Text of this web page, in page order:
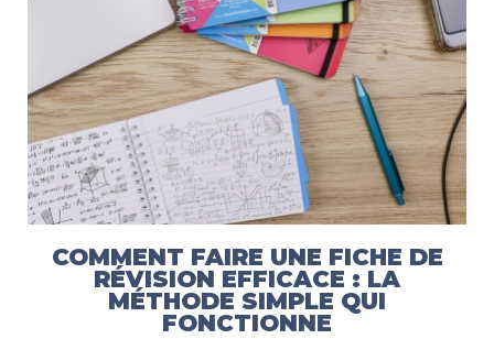
COMMENT FAIRE UNE FICHE DE
RÉVISION EFFICACE : LA
MÉTHODE SIMPLE QUI
FONCTIONNE